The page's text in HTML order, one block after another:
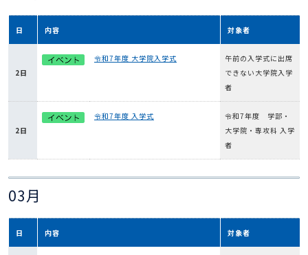
日 内容 対象者
2日
令和7年度 大学院入学式
午前の入学式に出席
できない大学院入学
者
2日
令和7年度 入学式
令和7年度 学部・
大学院・専攻科 入学
者
03月
日 内容 対象者